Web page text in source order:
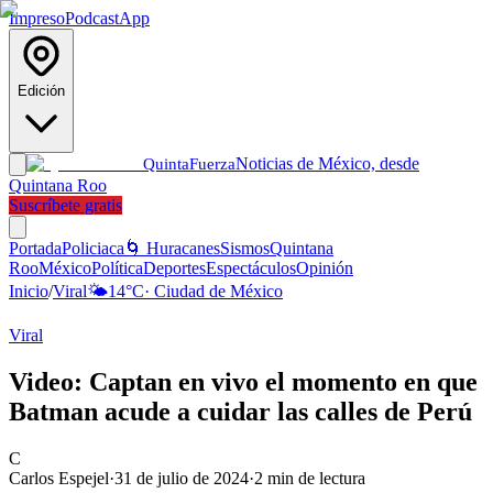
ImpresoPodcastApp
Edición
QuintaFuerzaNoticias de México, desde
Quintana Roo
Suscríbete gratis
PortadaPoliciaca 🌀 HuracanesSismosQuintana
RooMéxicoPolíticaDeportesEspectáculosOpinión
Inicio/Viral🌤️14°C· Ciudad de México
Viral
Video: Captan en vivo el momento en que
Batman acude a cuidar las calles de Perú
C
Carlos Espejel·31 de julio de 2024·2 min de lectura